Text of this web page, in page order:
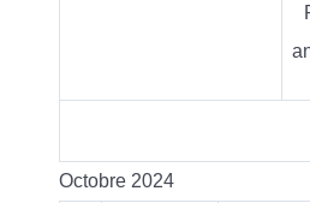
Octobre 2024